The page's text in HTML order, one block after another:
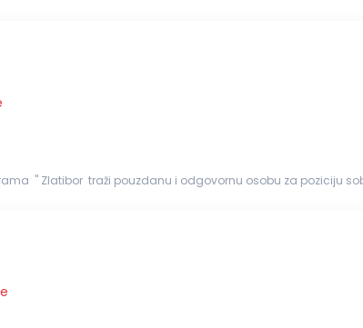
" Zlatibor traži pouzdanu i odgovornu osobu za poziciju